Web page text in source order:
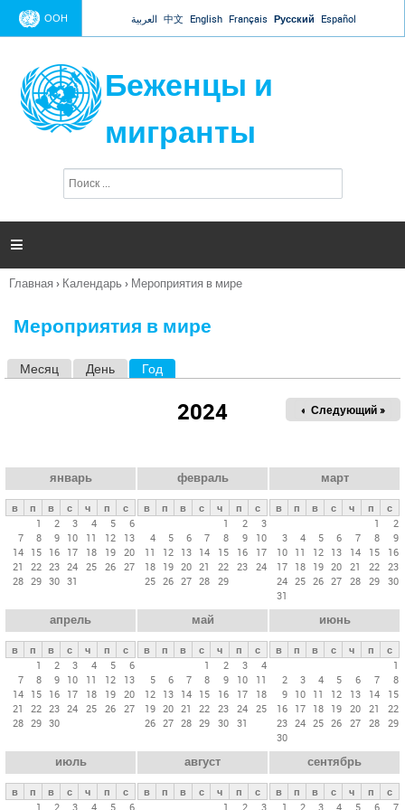
Jump to navigation
ООН العربية 中文 English Français Русский Español
Беженцы и
мигранты
п
и

Вы
Главная › Календарь › Мероприятия в мире
Мероприятия в мире
е
в
л
а
д
к
и
Месяц День Год
2024 « Пред.
Следующий »
январь
в п в с ч п
с
1
2 3 4 5
6
7
8 9 10 11 12
13
14 15 16 17 18 19 20
21
22 23 24 25 26 27
28 29 30 31
февраль
в п в с ч п
с
1
2
3
4
5 6 7 8 9
10
11
12 13 14 15 16
17
18 19 20 21 22 23 24
25 26 27 28 29
март
в п в с ч п
с
1
2
3
4 5 6 7 8
9
10 11 12 13 14 15
16
17 18 19 20 21 22 23
24 25 26 27 28 29 30
31
апрель
в п в с ч п
с
1
2 3 4 5
6
7
8 9 10 11 12
13
14 15 16 17 18 19 20
21
22 23 24 25 26 27
28 29 30
май
в п в с ч п
с
1
2 3
4
5
6 7 8 9 10
11
12 13 14 15 16 17
18
19 20 21 22 23 24 25
26 27 28 29 30 31
июнь
в п в с ч п
с
1
2
3 4 5 6 7
8
9 10 11 12 13 14
15
16 17 18 19 20 21
22
23 24 25 26 27 28 29
30
июль
в п в с ч п
с
1
2 3 4 5 6
август
в п в с ч п
с
1
2 3
сентябрь
в п в с ч п
с
1
2 3 4 5 6 7